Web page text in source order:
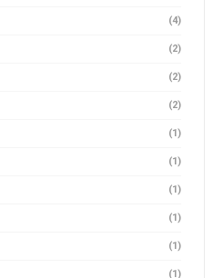
(4)
(2)
(2)
(2)
(1)
(1)
(1)
(1)
(1)
(1)